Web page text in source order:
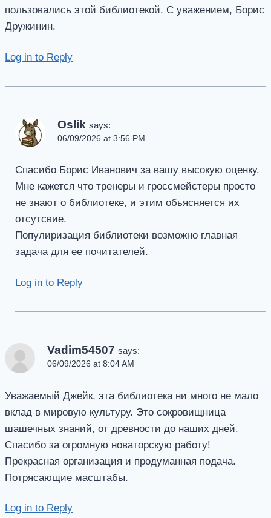
пользовались этой библиотекой. С уважением, Борис
Дружинин.
Log in to Reply
Oslik says:
06/09/2026 at 3:56 PM
Спасибо Борис Иванович за вашу высокую оценку.
Мне кажется что тренеры и гроссмейстеры просто
не знают о библиотеке, и этим обьясняется их
отсутсвие.
Популиризация библиотеки возможно главная
задача для ее почитателей.
Log in to Reply
Vadim54507 says:
06/09/2026 at 8:04 AM
Уважаемый Джейк, эта библиотека ни много не мало
вклад в мировую культуру. Это сокровищница
шашечных знаний, от древности до наших дней.
Спасибо за огромную новаторскую работу!
Прекрасная организация и продуманная подача.
Потрясающие масштабы.
Log in to Reply